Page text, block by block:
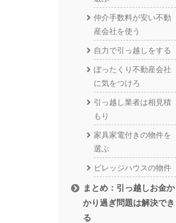
仲介手数料が安い不動
産会社を使う
自力で引っ越しをする
ぼったくり不動産会社
に気をつけろ
引っ越し業者は相見積
もり
家具家電付きの物件を
選ぶ
ビレッジハウスの物件
まとめ：引っ越しお金か
かり過ぎ問題は解決でき
る